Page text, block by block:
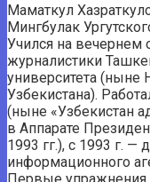
Маматкул
Мингбулак
Учился на вечернем
журналистики
университета (ныне
Узбекистана).
(ныне «Узбекистан
в Аппарате
1993 гг.), с 1993 г. —
информационного